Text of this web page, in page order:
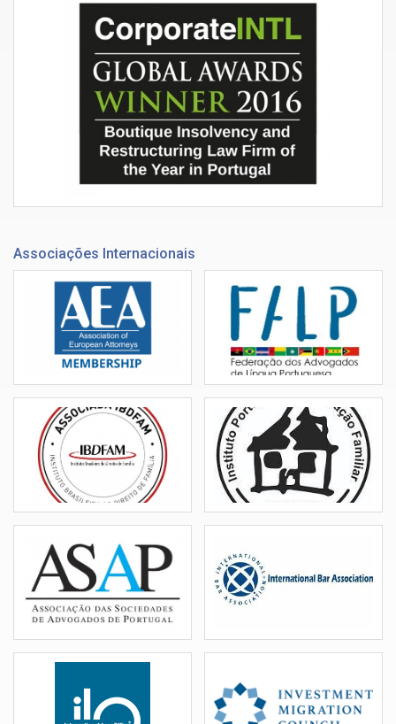
Associações Internacionais